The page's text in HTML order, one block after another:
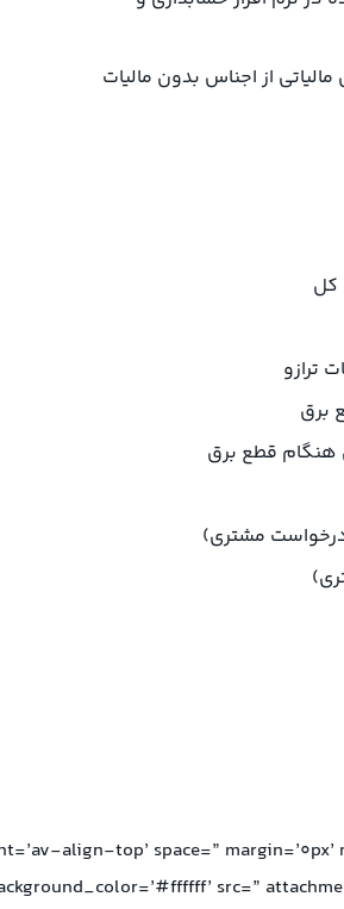
از اجناس بدون مالیات
هنگام قطع برق
درخواست مشتری)
align-top’ space=” margin=’0px’
src=”